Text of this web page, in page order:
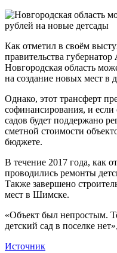
Как отметил в своём
правительства губернатор
Новгородская область
на создание новых мест в
Однако, этот трансферт
софинансирования, и если
садов будет поддержано
сметной стоимости
бюджете.
В течение 2017 года, как
проводились ремонты
Также завершено
мест в Шимске.
«Объект был непростым.
детский сад в поселке
Источник